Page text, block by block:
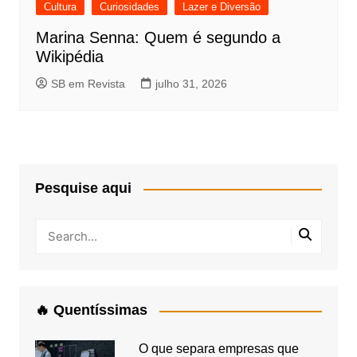
Cultura Curiosidades Lazer e Diversão
Marina Senna: Quem é segundo a
Wikipédia
SB em Revista julho 31, 2026
Pesquise aqui
🔥 Quentíssimas
O que separa empresas que